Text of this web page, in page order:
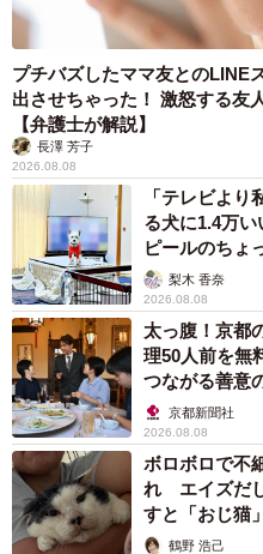
プチバズしたママ友との
出させちゃった！ 激怒する
【弁護士が解説】
長澤 芳子
2026.08.08
「テレビよ
る犬に1.4万
ピールのちょ
梨木 香奈
2026.08.08
太っ腹！京都
理50人前を無
つながる善意
京都新聞社
2026.08.08
ボロボロで不
れ エイズだ
すと「おじ猫
鶴野 浩己